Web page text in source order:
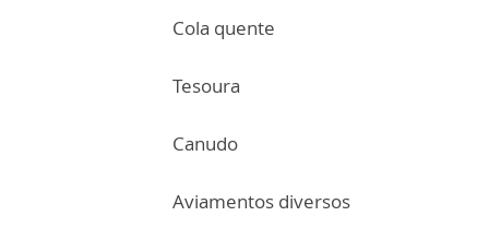
Cola quente
Tesoura
Canudo
Aviamentos diversos